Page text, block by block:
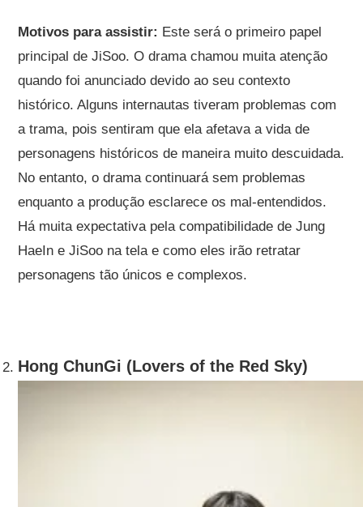
Motivos para assistir: Este será o primeiro papel
principal de JiSoo. O drama chamou muita atenção
quando foi anunciado devido ao seu contexto
histórico. Alguns internautas tiveram problemas com
a trama, pois sentiram que ela afetava a vida de
personagens históricos de maneira muito descuidada.
No entanto, o drama continuará sem problemas
enquanto a produção esclarece os mal-entendidos.
Há muita expectativa pela compatibilidade de Jung
HaeIn e JiSoo na tela e como eles irão retratar
personagens tão únicos e complexos.
Hong ChunGi (Lovers of the Red Sky)